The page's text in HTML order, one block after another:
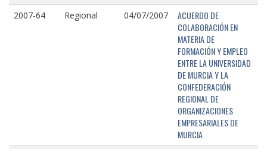
2007-64 Regional 04/07/2007
ACUERDO DE
COLABORACIÓN EN
MATERIA DE
FORMACIÓN Y EMPLEO
ENTRE LA UNIVERSIDAD
DE MURCIA Y LA
CONFEDERACIÓN
REGIONAL DE
ORGANIZACIONES
EMPRESARIALES DE
MURCIA